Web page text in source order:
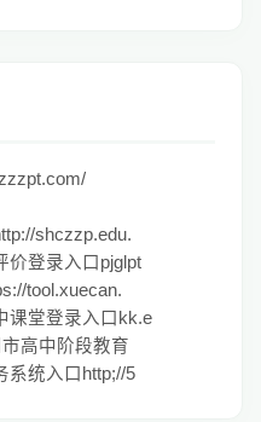
shczzp.edu.
价登录入口pjglpt
tool.xuecan.
课堂登录入口kk.e
高中阶段教育
系统入口http;//5